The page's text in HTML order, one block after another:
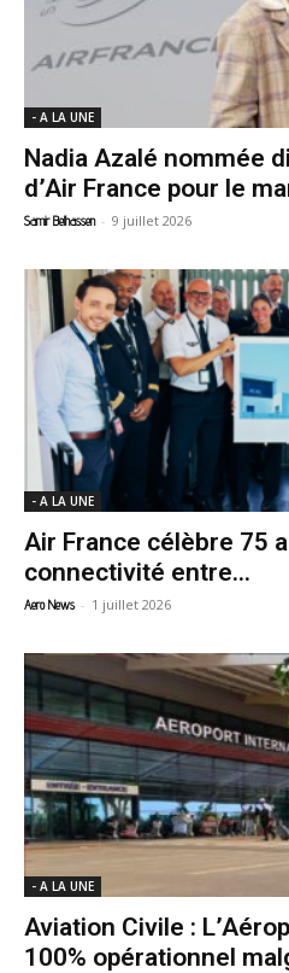
- A LA UNE
Nadia Azalé nommée
d’Air France pour le
Samir Belhassen - 9 juillet 2026
- A LA UNE
Air France célèbre 75
connectivité entre...
Aero News - 1 juillet 2026
- A LA UNE
Aviation Civile :
100% opérationnel